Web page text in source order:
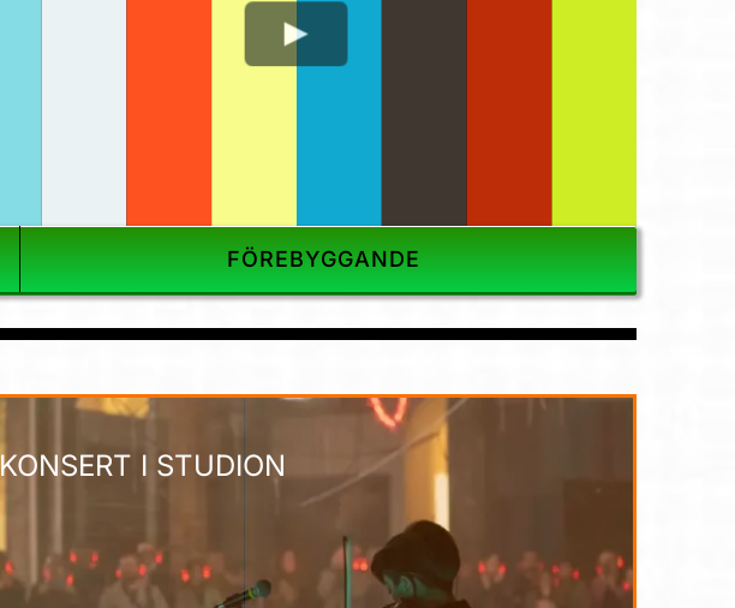
FÖREBYGGANDE
KONSERT I STUDION